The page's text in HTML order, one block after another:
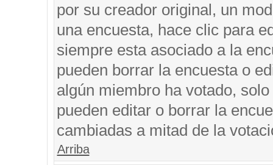
por su creador original, un
una encuesta, hace clic para
siempre esta asociado a la
pueden borrar la encuesta o
algún miembro ha votado,
pueden editar o borrar la
cambiadas a mitad de la
Arriba